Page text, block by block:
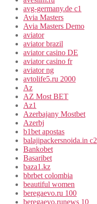
avg-germany.de c1
Avia Masters
Avia Masters Demo
aviator
aviator brazil
aviator casino DE
aviator casino fr
aviator ng
avtolife5.ru 2000
Az
AZ Most BET
Az1
Azerbajany Mostbet
Azerbj
b1bet apostas
balajipackersnoida.in c2
Bankobet
Basaribet
baza1.kz
bbrbet colombia
beautiful women
beregaevo.ru 100
beregaevo.runews 10